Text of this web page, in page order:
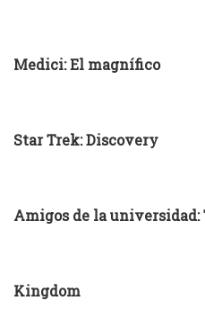
Medici: El magnífico
Star Trek: Discovery
Amigos de la universidad:
Kingdom